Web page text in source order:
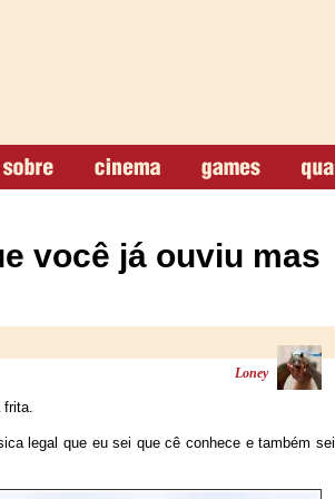
você já ouviu mas
Loney
frita.
legal que eu sei que cê conhece e também sei